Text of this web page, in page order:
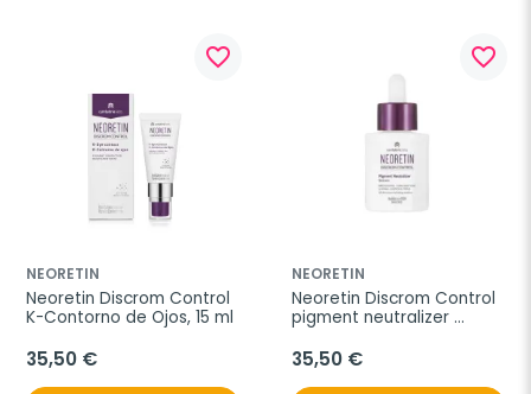
favorite_border
NEORETIN
Neoretin Discrom Control
K-Contorno de Ojos, 15 ml
35,50 €
favorite_border
NEORETIN
Neoretin Discrom Control
pigment neutralizer
35,50 €